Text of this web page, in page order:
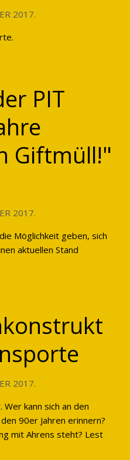
2017.
PIT
Giftmüll!"
2017.
Möglichkeit geben, sich
aktuellen Stand
2017.
kann sich an den
90er Jahren erinnern?
mit Ahrens steht? Lest